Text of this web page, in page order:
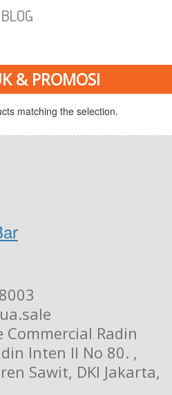
BLOG
& PROMOSI
matching the selection.
Commercial Radin
Inten II No 80. ,
Sawit, DKI Jakarta,